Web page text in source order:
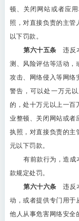
顿、关闭网站或者应
照，对直接负责的主管
以下罚款。
第六十五条 违反
测、风险评估等活动，
攻击、网络侵入等网络
警告，可以处一万元
的，处十万元以上一百
业整顿、关闭网站或者
执照，对直接负责的主
元以下罚款。
有前款行为，造成
款规定处罚。
第六十六条 违反
动，或者提供专门用于
他人从事危害网络安全